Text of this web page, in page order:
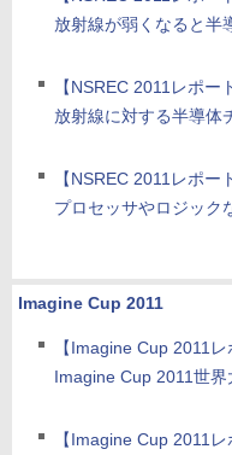
放射線が弱くなると半
【NSREC 2011レポー
放射線に対する半導体
【NSREC 2011レポー
プロセッサやロジック
Imagine Cup 2011
【Imagine Cup 2011レ
Imagine Cup 2011世界
【Imagine Cup 2011レ